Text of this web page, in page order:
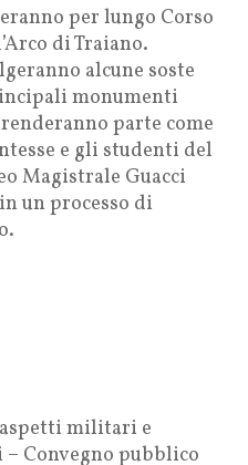
per lungo Corso
di Traiano.
alcune soste
monumenti
parte come
e gli studenti del
Magistrale Guacci
un processo di
militari e
Convegno pubblico